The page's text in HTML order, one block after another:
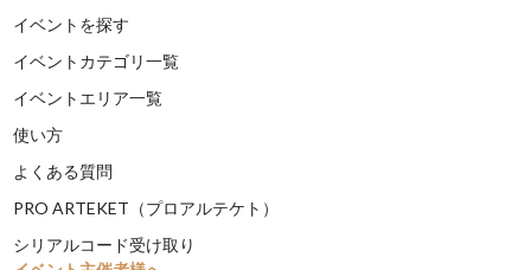
イベントを探す
イベントカテゴリ一覧
イベントエリア一覧
使い方
よくある質問
PRO ARTEKET（プロアルテケト）
シリアルコード受け取り